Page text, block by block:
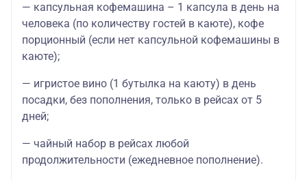
— капсульная кофемашина – 1 капсула в день на
человека (по количеству гостей в каюте), кофе
порционный (если нет капсульной кофемашины в
каюте);
— игристое вино (1 бутылка на каюту) в день
посадки, без пополнения, только в рейсах от 5
дней;
— чайный набор в рейсах любой
продолжительности (ежедневное пополнение).